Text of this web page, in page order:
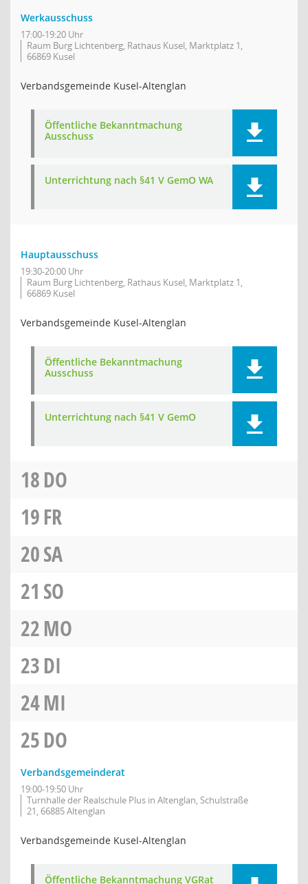
Werkausschuss
17:00-19:20 Uhr
Raum Burg Lichtenberg, Rathaus Kusel, Marktplatz 1,
66869 Kusel
Verbandsgemeinde Kusel-Altenglan
Öffentliche Bekanntmachung
Ausschuss
Unterrichtung nach §41 V GemO WA
Hauptausschuss
19:30-20:00 Uhr
Raum Burg Lichtenberg, Rathaus Kusel, Marktplatz 1,
66869 Kusel
Verbandsgemeinde Kusel-Altenglan
Öffentliche Bekanntmachung
Ausschuss
Unterrichtung nach §41 V GemO
18DO
19FR
20SA
21 SO
22MO
23DI
24MI
25DO
Verbandsgemeinderat
19:00-19:50 Uhr
Turnhalle der Realschule Plus in Altenglan, Schulstraße
21, 66885 Altenglan
Verbandsgemeinde Kusel-Altenglan
Öffentliche Bekanntmachung VGRat